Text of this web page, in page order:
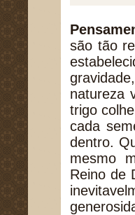
são tão
natureza
trigo
cada
dentro.
mesmo
Reino de